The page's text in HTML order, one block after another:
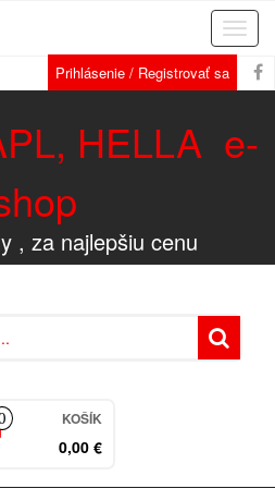
Prihlásenie / Registrovať sa
HELLA e-
, za najlepšiu cenu
KOŠÍK
0,00 €